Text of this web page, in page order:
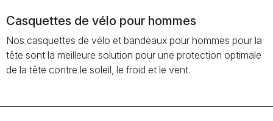
Casquettes de vélo pour hommes
Nos casquettes de vélo et bandeaux pour hommes pour la
tête sont la meilleure solution pour une protection optimale
de la tête contre le soleil, le froid et le vent.